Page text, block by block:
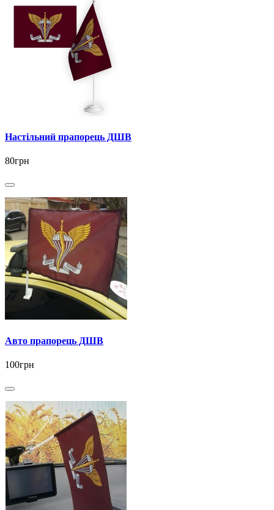
Настільний прапорець ДШВ
80грн
Авто прапорець ДШВ
100грн